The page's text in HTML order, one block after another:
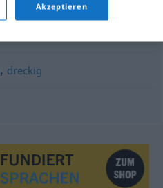
fig.) anstößig ,
, dreckig
Akzeptieren